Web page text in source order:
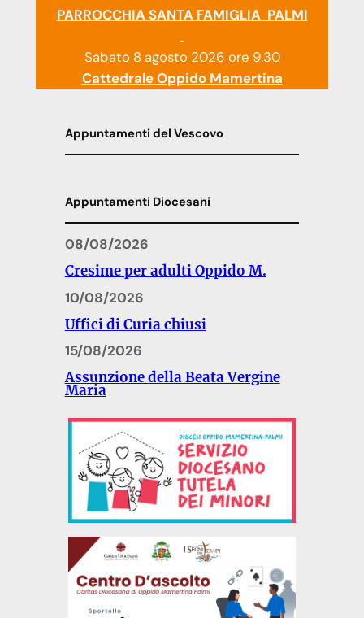
PARROCCHIA SANTA FAMIGLIA PALMI
Sabato 8 agosto 2026 ore 9.30
Cattedrale Oppido Mamertina
Appuntamenti del Vescovo
Appuntamenti Diocesani
08/08/2026
Cresime per adulti Oppido M.
10/08/2026
Uffici di Curia chiusi
15/08/2026
Assunzione della Beata Vergine
Maria